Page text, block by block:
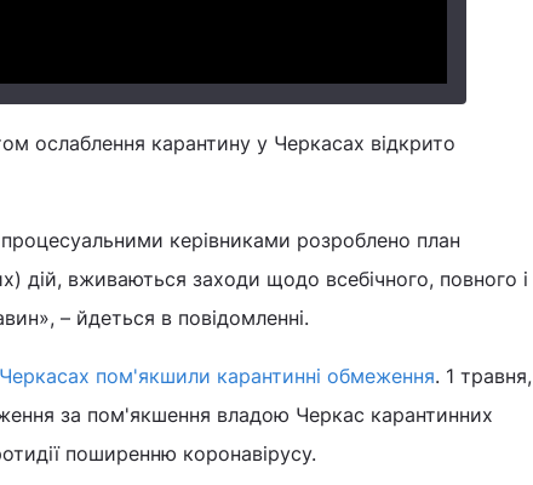
ослаблення карантину у Черкасах відкрито
керівниками розроблено план
дій, вживаються заходи щодо всебічного, повного і
– йдеться в повідомленні.
пом'якшили карантинні обмеження. 1 травня,
за пом'якшення владою Черкас карантинних
поширенню коронавірусу.